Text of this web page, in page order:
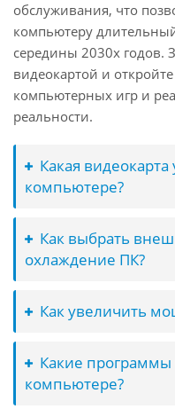
обслуживания, что
компьютеру
середины 2030х годов.
видеокартой и
компьютерных игр и
реальности.
Какая
компьютере?
Как выбрать
охлаждение ПК?
Как увеличить
Какие программы
компьютере?